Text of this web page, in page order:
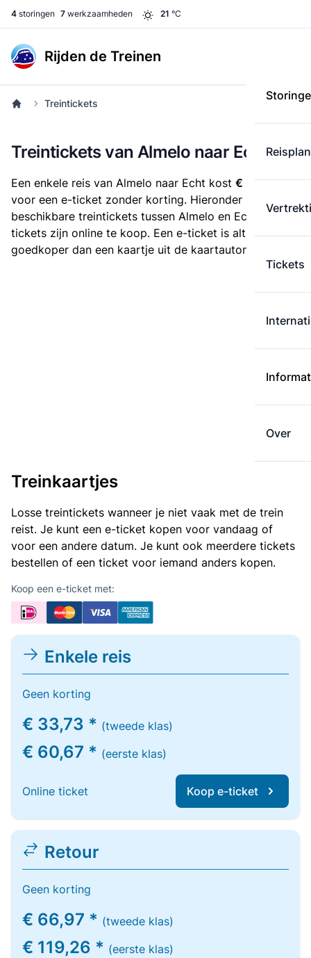
4 storingen 7 werkzaamheden 21 °C
Rijden de Treinen
Tickets
Over
Treintickets
Treintickets van Almelo naar Echt
Een enkele reis van Almelo naar Echt kost € 33,73
voor een e-ticket zonder korting. Hieronder staan alle
beschikbare treintickets tussen Almelo en Echt. Deze
tickets zijn online te koop. Een e-ticket is altijd
goedkoper dan een kaartje uit de kaartautomaat.
Treinkaartjes
Losse treintickets wanneer je niet vaak met de trein
reist. Je kunt een e-ticket kopen voor vandaag of
voor een andere datum. Je kunt ook meerdere tickets
bestellen of een ticket voor iemand anders kopen.
Koop een e-ticket met:
Enkele reis
Geen korting
€ 33,73 * (tweede klas)
€ 60,67 * (eerste klas)
Online ticket Koop e-ticket
Retour
Geen korting
€ 66,97 * (tweede klas)
€ 119,26 * (eerste klas)